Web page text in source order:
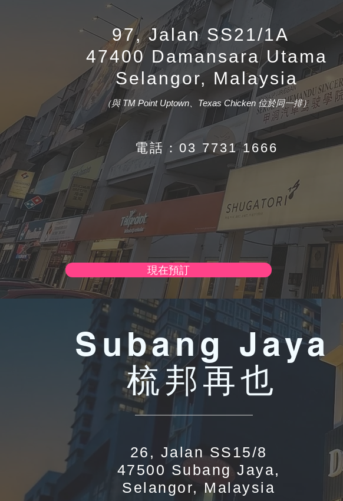
97, Jalan SS21/1A
47400 Damansara Utama
Selangor, Malaysia
（與 TM Point Uptown、Texas Chicken 位於同一排）
電話：03 7731 1666
現在預訂
Subang Jaya
​梳邦再也
26, Jalan SS15/8
47500 Subang Jaya,
Selangor, Malaysia